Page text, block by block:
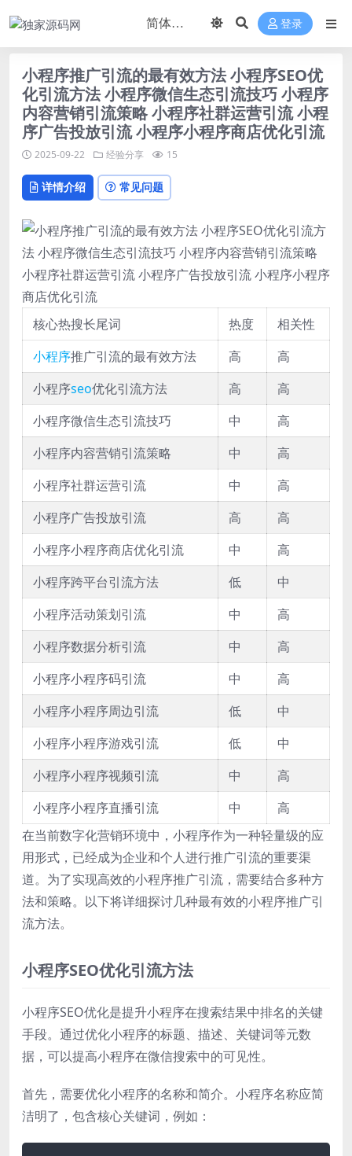
登录
小程序推广引流的最有效方法 小程序SEO优
化引流方法 小程序微信生态引流技巧 小程序
内容营销引流策略 小程序社群运营引流 小程
序广告投放引流 小程序小程序商店优化引流
2025-09-22 经验分享 15
详情介绍 常见问题
核心热搜长尾词 热度
相关性
小程序推广引流的最有效方法 高
高
小程序seo优化引流方法 高
高
小程序微信生态引流技巧
中
高
小程序内容营销引流策略
中
高
小程序社群运营引流
中
高
小程序广告投放引流
高
高
小程序小程序商店优化引流
中
高
小程序跨平台引流方法
低
中
小程序活动策划引流
中
高
小程序数据分析引流
中
高
小程序小程序码引流
中
高
小程序小程序周边引流
低
中
小程序小程序游戏引流
低
中
小程序小程序视频引流
中
高
小程序小程序直播引流
中
高
在当前数字化营销环境中，小程序作为一种轻量级的应
用形式，已经成为企业和个人进行推广引流的重要渠
道。为了实现高效的小程序推广引流，需要结合多种方
法和策略。以下将详细探讨几种最有效的小程序推广引
流方法。
小程序SEO优化引流方法
小程序SEO优化是提升小程序在搜索结果中排名的关键
手段。通过优化小程序的标题、描述、关键词等元数
据，可以提高小程序在微信搜索中的可见性。
首先，需要优化小程序的名称和简介。小程序名称应简
洁明了，包含核心关键词，例如：